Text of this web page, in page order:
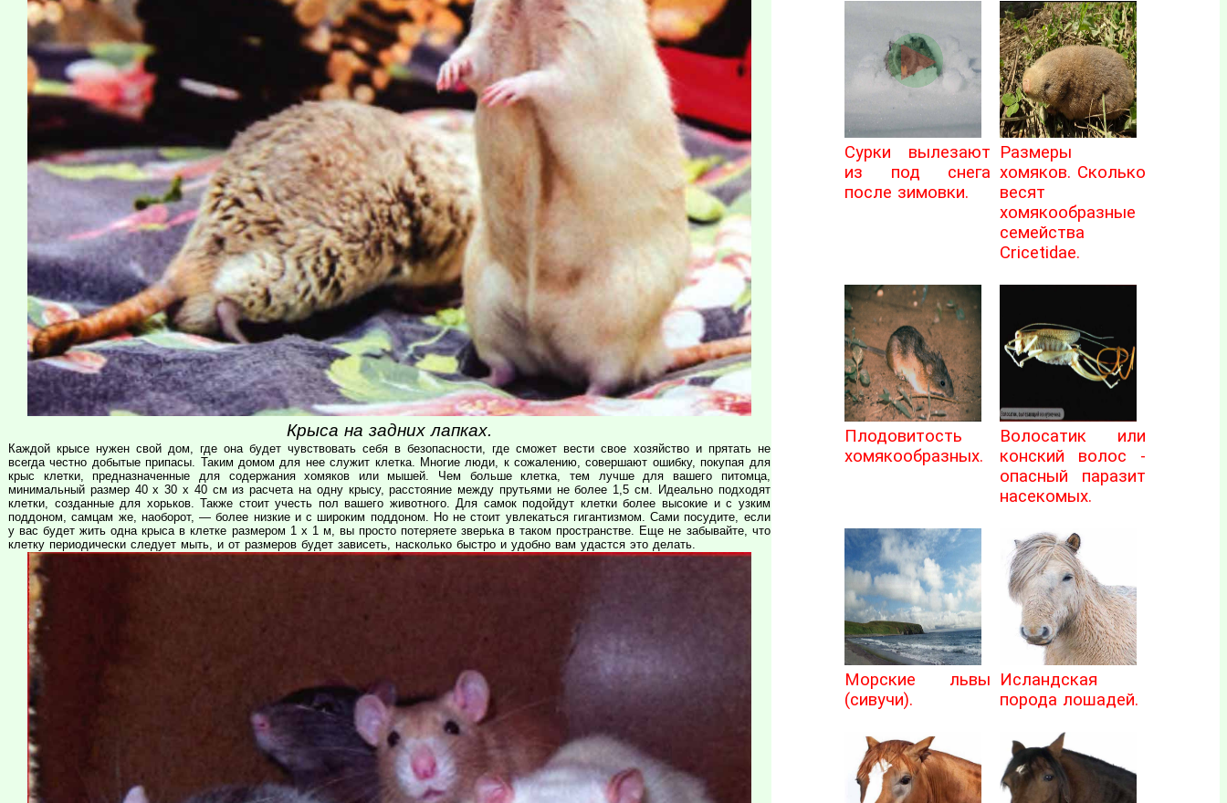
Крыса на задних лапках.
Каждой крысе нужен свой дом, где она будет чувствовать себя в безопасности, где сможет вести свое хозяйство и прятать не
всегда честно добытые припасы. Таким домом для нее служит клетка. Многие люди, к сожалению, совершают ошибку, покупая для
крыс клетки, предназначенные для содержания хомяков или мышей. Чем больше клетка, тем лучше для вашего питомца,
минимальный размер 40 х 30 х 40 см из расчета на одну крысу, расстояние между прутьями не более 1,5 см. Идеально подходят
клетки, созданные для хорьков. Также стоит учесть пол вашего животного. Для самок подойдут клетки более высокие и с узким
поддоном, самцам же, наоборот, — более низкие и с широким поддоном. Но не стоит увлекаться гигантизмом. Сами посудите, если
у вас будет жить одна крыса в клетке размером 1 х 1 м, вы просто потеряете зверька в таком пространстве. Еще не забывайте, что
клетку периодически следует мыть, и от размеров будет зависеть, насколько быстро и удобно вам удастся это делать.
Сурки вылезают
из под снега
после зимовки.
Размеры
хомяков. Сколько
весят
хомякообразные
семейства
Cricetidae.
Плодовитость
хомякообразных.
Волосатик или
конский волос -
опасный паразит
насекомых.
Морские львы
(сивучи).
Исландская
порода лошадей.